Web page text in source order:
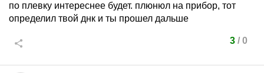
по плевку интереснее будет. плюнюл на прибор, тот
определил твой днк и ты прошел дальше
3/ 0